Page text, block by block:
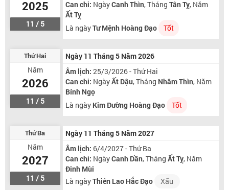
2025
11 / 5
Can chi: NgàyCanh Thìn, Tháng Tân Tỵ, Năm
Ất Tỵ
Là ngàyTư Mệnh Hoàng Đạo Tốt
Thứ Hai
Năm
2026
11 / 5
Ngày 11 Tháng 5 Năm 2026
Âm lịch: 25/3/2026 - Thứ Hai
Can chi: NgàyẤt Dậu, Tháng Nhâm Thìn, Năm
Bính Ngọ
Là ngày Kim Đường Hoàng Đạo Tốt
Thứ Ba
Năm
2027
11 / 5
Ngày 11 Tháng 5 Năm 2027
Âm lịch: 6/4/2027 - Thứ Ba
Can chi: NgàyCanh Dần, Tháng Ất Tỵ, Năm
Đinh Mùi
Là ngàyThiên Lao Hắc Đạo Xấu